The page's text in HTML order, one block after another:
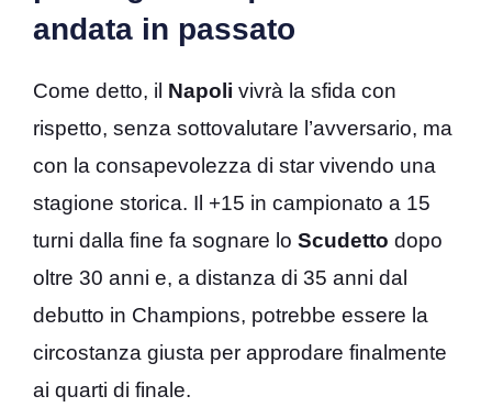
andata in passato
Come detto, il Napoli vivrà la sfida con
rispetto, senza sottovalutare l’avversario, ma
con la consapevolezza di star vivendo una
stagione storica. Il +15 in campionato a 15
turni dalla fine fa sognare lo Scudetto dopo
oltre 30 anni e, a distanza di 35 anni dal
debutto in Champions, potrebbe essere la
circostanza giusta per approdare finalmente
ai quarti di finale.